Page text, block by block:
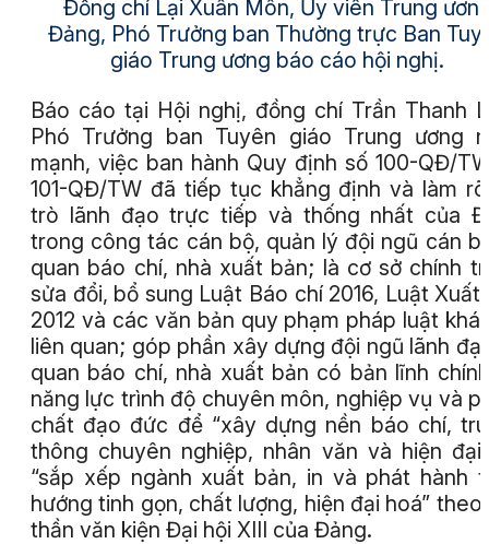
Đồng chí Lại Xuân Môn, Ủy viên Trung
Đảng, Phó Trưởng ban Thường trực Ban
giáo Trung ương báo cáo hội nghị.
Báo cáo tại Hội nghị, đồng chí Trần Thanh
Phó Trưởng ban Tuyên giáo Trung ương
mạnh, việc ban hành Quy định số 100-QĐ/
101-QĐ/TW đã tiếp tục khẳng định và làm
trò lãnh đạo trực tiếp và thống nhất của
trong công tác cán bộ, quản lý đội ngũ cán
quan báo chí, nhà xuất bản; là cơ sở chính
sửa đổi, bổ sung Luật Báo chí 2016, Luật Xuất
2012 và các văn bản quy phạm pháp luật
liên quan; góp phần xây dựng đội ngũ lãnh
quan báo chí, nhà xuất bản có bản lĩnh
năng lực trình độ chuyên môn, nghiệp vụ và
chất đạo đức để “xây dựng nền báo chí,
thông chuyên nghiệp, nhân văn và hiện
“sắp xếp ngành xuất bản, in và phát hành
hướng tinh gọn, chất lượng, hiện đại hoá” theo
thần văn kiện Đại hội XIII của Đảng.